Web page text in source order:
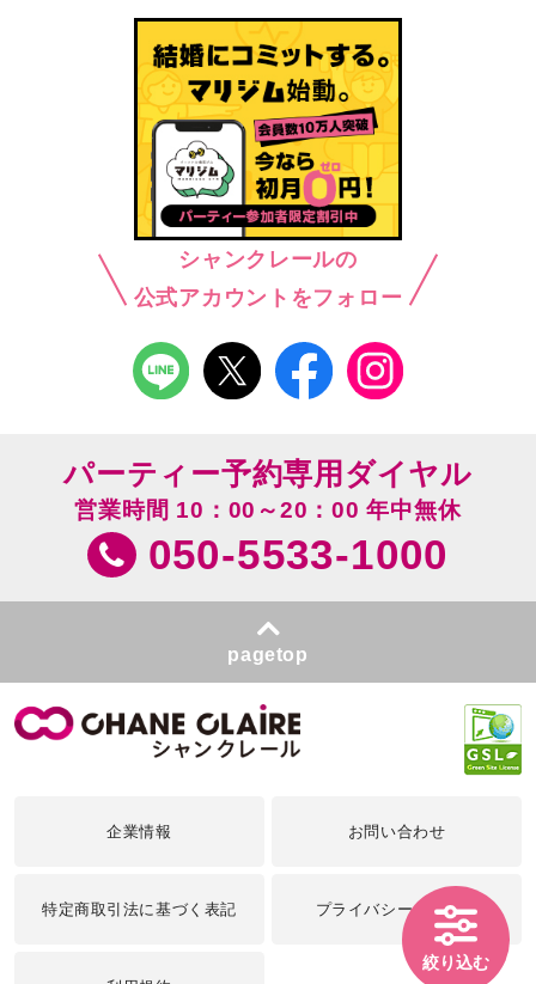
シャンクレールの
公式アカウントをフォロー
絞り込む
パーティー予約専用ダイヤル
営業時間 10：00～20：00 年中無休
050-5533-1000
pagetop
企業情報 お問い合わせ
特定商取引法に基づく表記 プライバシーポリシー